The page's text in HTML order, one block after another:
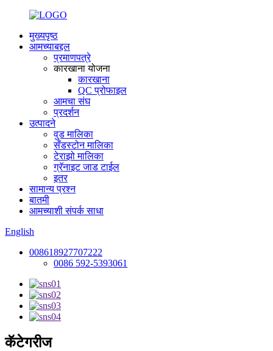
मुख्यपृष्ठ
आमच्याबद्दल
प्रमाणपत्रे
कारखाना योजना
कारखाना
QC प्रोफाइल
आमचा संघ
प्रदर्शन
उत्पादने
वुड मालिका
सँडस्टोन मालिका
टेराझो मालिका
ग्रॅनाइट जाड टाईल
इतर
सामान्य प्रश्न
बातमी
आमच्याशी संपर्क साधा
English
008618927707222
0086 592-5393061
कॅटेगरीज